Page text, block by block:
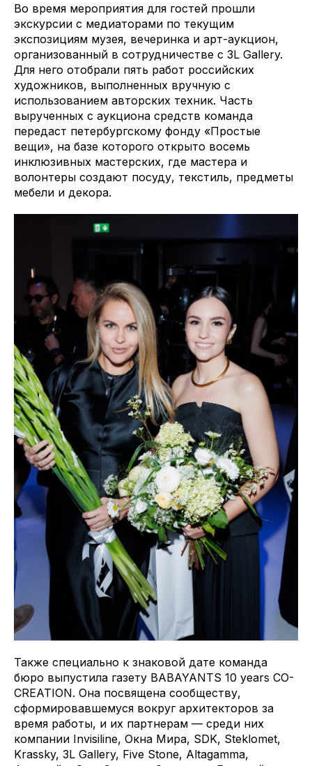
Во время мероприятия для гостей прошли
экскурсии с медиаторами по текущим
экспозициям музея, вечеринка и арт-аукцион,
организованный в сотрудничестве с 3L Gallery.
Для него отобрали пять работ российских
художников, выполненных вручную с
использованием авторских техник. Часть
вырученных с аукциона средств команда
передаст петербургскому фонду «Простые
вещи», на базе которого открыто восемь
инклюзивных мастерских, где мастера и
волонтеры создают посуду, текстиль, предметы
мебели и декора.
Также специально к знаковой дате команда
бюро выпустила газету BABAYANTS 10 years CO-
CREATION. Она посвящена сообществу,
сформировавшемуся вокруг архитекторов за
время работы, и их партнерам — среди них
компании Invisiline, Окна Мира, SDK, Steklomet,
Krassky, 3L Gallery, Five Stone, Altagamma,